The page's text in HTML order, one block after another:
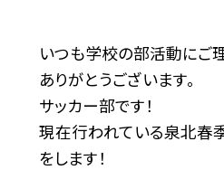
いつも学校の部活動にご
ありがとうございます。
サッカー部です！
現在行われている泉北春
をします！